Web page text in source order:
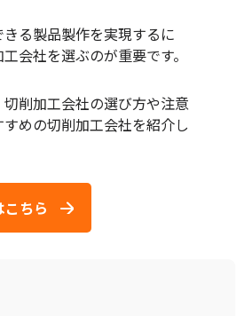
る製品製作を実現するに
会社を選ぶのが重要です。
削加工会社の選び方や注意
めの切削加工会社を紹介し
ちら